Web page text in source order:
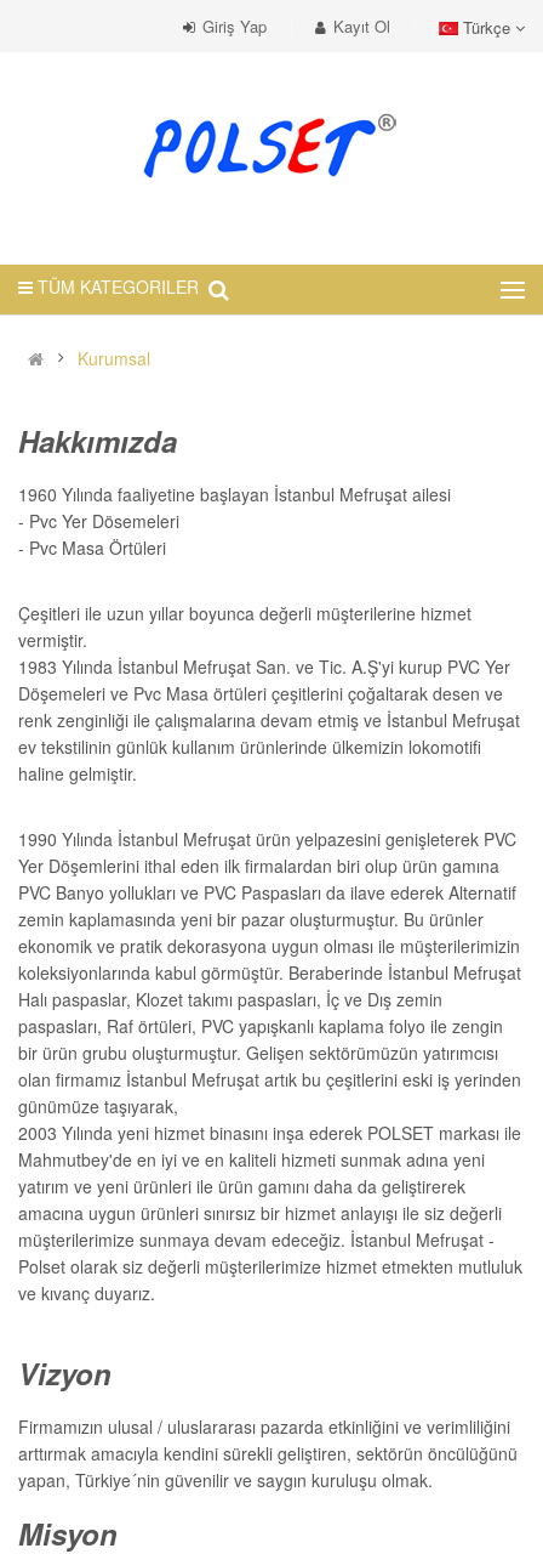
Giriş Yap Kayıt Ol Türkçe
TÜM KATEGORILER
Kurumsal
Hakkımızda
1960 Yılında faaliyetine başlayan İstanbul Mefruşat ailesi
- Pvc Yer Dösemeleri
- Pvc Masa Örtüleri
Çeşitleri ile uzun yıllar boyunca değerli müşterilerine hizmet
vermiştir.
1983 Yılında İstanbul Mefruşat San. ve Tic. A.Ş'yi kurup PVC Yer
Döşemeleri ve Pvc Masa örtüleri çeşitlerini çoğaltarak desen ve
renk zenginliği ile çalışmalarına devam etmiş ve İstanbul Mefruşat
ev tekstilinin günlük kullanım ürünlerinde ülkemizin lokomotifi
haline gelmiştir.
1990 Yılında İstanbul Mefruşat ürün yelpazesini genişleterek PVC
Yer Döşemlerini ithal eden ilk firmalardan biri olup ürün gamına
PVC Banyo yollukları ve PVC Paspasları da ilave ederek Alternatif
zemin kaplamasında yeni bir pazar oluşturmuştur. Bu ürünler
ekonomik ve pratik dekorasyona uygun olması ile müşterilerimizin
koleksiyonlarında kabul görmüştür. Beraberinde İstanbul Mefruşat
Halı paspaslar, Klozet takımı paspasları, İç ve Dış zemin
paspasları, Raf örtüleri, PVC yapışkanlı kaplama folyo ile zengin
bir ürün grubu oluşturmuştur. Gelişen sektörümüzün yatırımcısı
olan firmamız İstanbul Mefruşat artık bu çeşitlerini eski iş yerinden
günümüze taşıyarak,
2003 Yılında yeni hizmet binasını inşa ederek POLSET markası ile
Mahmutbey'de en iyi ve en kaliteli hizmeti sunmak adına yeni
yatırım ve yeni ürünleri ile ürün gamını daha da geliştirerek
amacına uygun ürünleri sınırsız bir hizmet anlayışı ile siz değerli
müşterilerimize sunmaya devam edeceğiz. İstanbul Mefruşat -
Polset olarak siz değerli müşterilerimize hizmet etmekten mutluluk
ve kıvanç duyarız.
Vizyon
Firmamızın ulusal / uluslararası pazarda etkinliğini ve verimliliğini
arttırmak amacıyla kendini sürekli geliştiren, sektörün öncülüğünü
yapan, Türkiye´nin güvenilir ve saygın kuruluşu olmak.
Misyon